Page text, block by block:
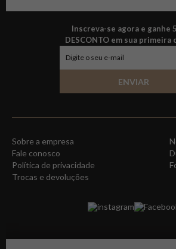
Inscreva-se agora e ganhe
DESCONTO em sua primeira
ENVIAR
Sobre a empresa
Fale conosco
Política de privacidade
Trocas e devoluções
instagram